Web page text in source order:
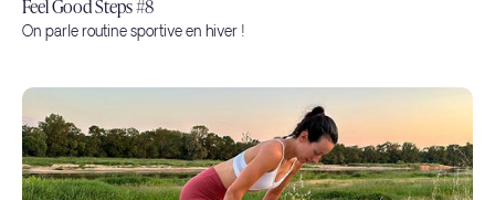
Feel Good Steps #8
On parle routine sportive en hiver !